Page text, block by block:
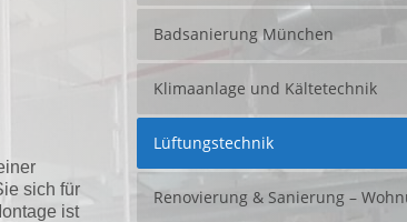
sich für
ist
Badsanierung München
Klimaanlage und Kältetechnik
Lüftungstechnik
Renovierung & Sanierung –